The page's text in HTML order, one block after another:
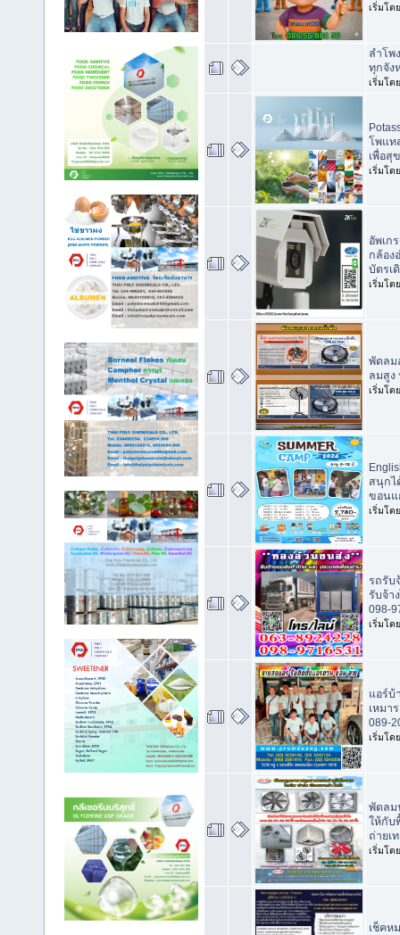
เริ่มโด
ลำโพ
ทุกจัง
เริ่มโด
โพแท
เพื่อสุ
เริ่มโด
อัพเก
กล้อง
บัตรเ
เริ่มโด
พัดลม
ลมสูง
เริ่มโด
สนุกไ
ขอน
เริ่มโด
รถรับ
รับจ้า
098-
เริ่มโด
แอร์บ้
เหมา
089-
เริ่มโด
พัดลม
ให้กับ
ถ่ายเท
เริ่มโด
เช็คห